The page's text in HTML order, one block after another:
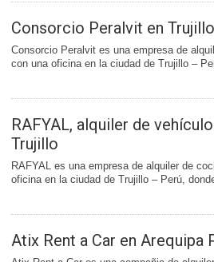
Consorcio Peralvit en
Consorcio Peralvit es una empresa de
con una oficina en la ciudad de Trujillo –
RAFYAL, alquiler de
Trujillo
RAFYAL es una empresa de alquiler de
oficina en la ciudad de Trujillo – Perú,
Atix Rent a Car en Arequipa